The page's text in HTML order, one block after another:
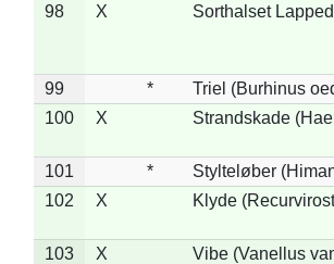
98
X Sorthalset
99 *
Triel (Burhinus
100
X Strandskade
101 *
Stylteløber
102
X Klyde
103 X Vibe (Vanellus